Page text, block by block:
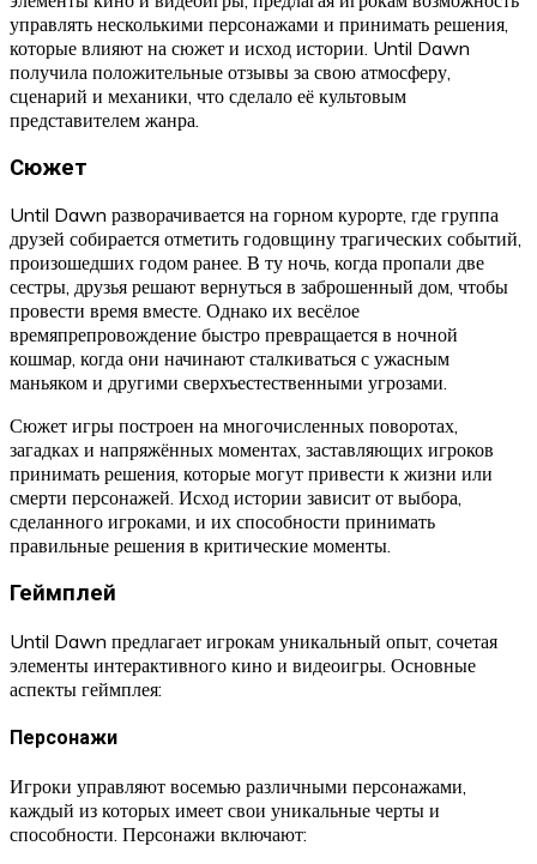
управлять несколькими персонажами и принимать решения,
которые влияют на сюжет и исход истории. Until Dawn
получила положительные отзывы за свою атмосферу,
сценарий и механики, что сделало её культовым
представителем жанра.
Сюжет
Until Dawn разворачивается на горном курорте, где группа
друзей собирается отметить годовщину трагических событий,
произошедших годом ранее. В ту ночь, когда пропали две
сестры, друзья решают вернуться в заброшенный дом, чтобы
провести время вместе. Однако их весёлое
времяпрепровождение быстро превращается в ночной
кошмар, когда они начинают сталкиваться с ужасным
маньяком и другими сверхъестественными угрозами.
Сюжет игры построен на многочисленных поворотах,
загадках и напряжённых моментах, заставляющих игроков
принимать решения, которые могут привести к жизни или
смерти персонажей. Исход истории зависит от выбора,
сделанного игроками, и их способности принимать
правильные решения в критические моменты.
Геймплей
Until Dawn предлагает игрокам уникальный опыт, сочетая
элементы интерактивного кино и видеоигры. Основные
аспекты геймплея:
Персонажи
Игроки управляют восемью различными персонажами,
каждый из которых имеет свои уникальные черты и
способности. Персонажи включают: